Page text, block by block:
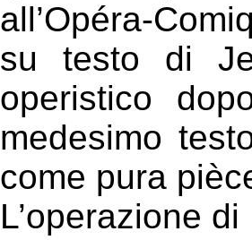
all’Opéra-
su testo di
operistico
medesimo
come pura
L’operazione